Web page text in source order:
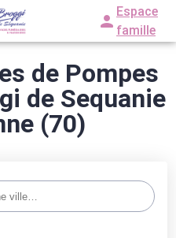
Espace
famille
de Pompes
de Sequanie
(70)